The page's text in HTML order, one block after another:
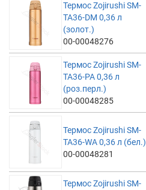
Термос Zojirushi SM-
TA36-DM 0,36 л
(золот.)
00-00048276
Термос Zojirushi SM-
TA36-PA 0,36 л
(роз.перл.)
00-00048285
Термос Zojirushi SM-
TA36-WA 0,36 л (бел.)
00-00048281
Термос Zojirushi SM-